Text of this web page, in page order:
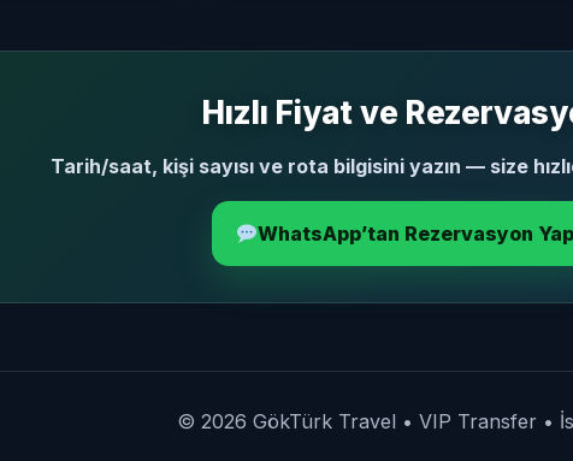
Hızlı Fiyat ve
Tarih/saat, kişi sayısı ve rota bilgisini yazın — size
WhatsApp’tan Rezervasyon Yap
© 2026 GökTürk Travel • VIP Transfer •